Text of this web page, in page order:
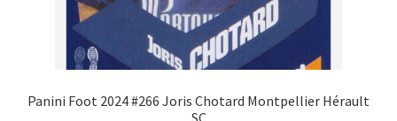
Panini Foot 2024 #266 Joris Chotard Montpellier Hérault
SC